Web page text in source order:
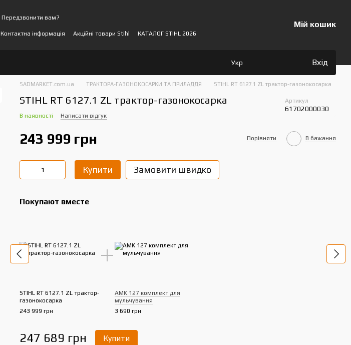
Передзвонити вам?
Контактна інформація Акційні товари Stihl
КАТАЛОГ STIHL 2026
Мій кошик
Укр Вхід
SADMARKET.com.ua ТРАКТОРА-ГАЗОНОКОСАРКИ ТА ПРИЛАДДЯ STIHL RT 6127.1 ZL трактор-газонокосарка
STIHL RT 6127.1 ZL трактор-газонокосарка Артикул
61702000030
В наявності Написати відгук
243 999 грн Порівняти В бажання
Купити Замовити швидко
Покупают вместе
STIHL RT 6127.1 ZL трактор-
газонокосарка
243 999 грн
AMK 127 комплект для
мульчування
3 690 грн
247 689 грн Купити